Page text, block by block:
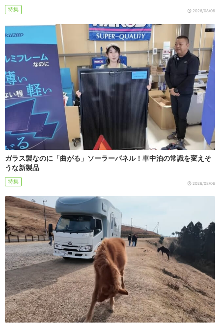
特集 2026/08/06
ガラス製なのに「曲がる」ソーラーパネル！車中泊の常識を変えそ
うな新製品
特集 2026/08/06